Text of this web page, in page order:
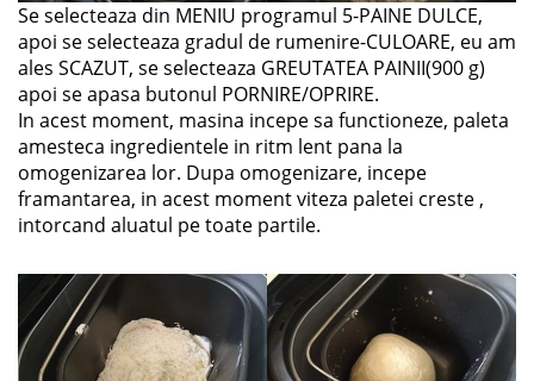
Se selecteaza din MENIU programul 5-PAINE DULCE,
apoi se selecteaza gradul de rumenire-CULOARE, eu am
ales SCAZUT, se selecteaza GREUTATEA PAINII(900 g)
apoi se apasa butonul PORNIRE/OPRIRE.
In acest moment, masina incepe sa functioneze, paleta
amesteca ingredientele in ritm lent pana la
omogenizarea lor. Dupa omogenizare, incepe
framantarea, in acest moment viteza paletei creste ,
intorcand aluatul pe toate partile.